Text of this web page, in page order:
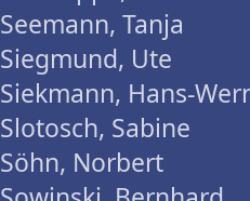
Seemann, Tanja
Siegmund, Ute
Siekmann, Hans-
Slotosch, Sabine
Söhn, Norbert